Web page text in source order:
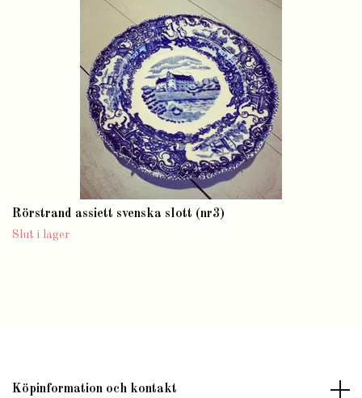
Rörstrand assiett svenska slott (nr3)
Slut i lager
Köpinformation och kontakt